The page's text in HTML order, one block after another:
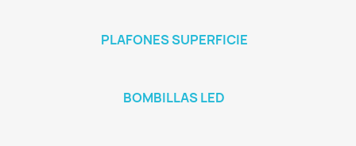
PLAFONES SUPERFICIE
BOMBILLAS LED